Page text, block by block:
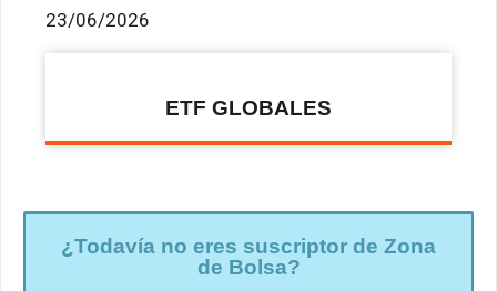
23/06/2026
ETF GLOBALES
¿Todavía no eres suscriptor de Zona
de Bolsa?